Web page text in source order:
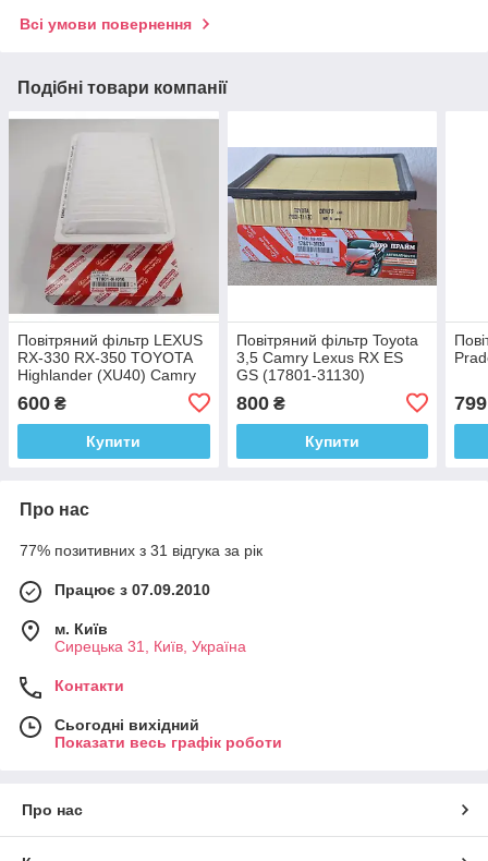
Всі умови повернення
Подібні товари компанії
Повітряний фільтр LEXUS
RX-330 RX-350 TOYOTA
Highlander (XU40) Camry
600 ₴
Купити
Повітряний фільтр Toyota
3,5 Camry Lexus RX ES
GS (17801-31130)
800₴
Купити
799
Про нас
77% позитивних з 31 відгука за рік
Працює з 07.09.2010
м. Київ
Сирецька 31, Київ, Україна
Контакти
Сьогодні вихідний
Показати весь графік роботи
Про нас